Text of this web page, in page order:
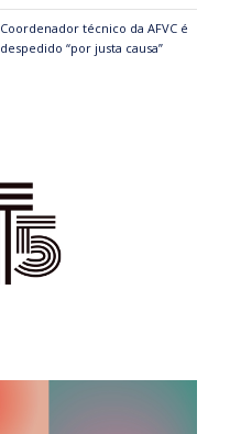
Coordenador técnico da AFVC é
despedido “por justa causa”